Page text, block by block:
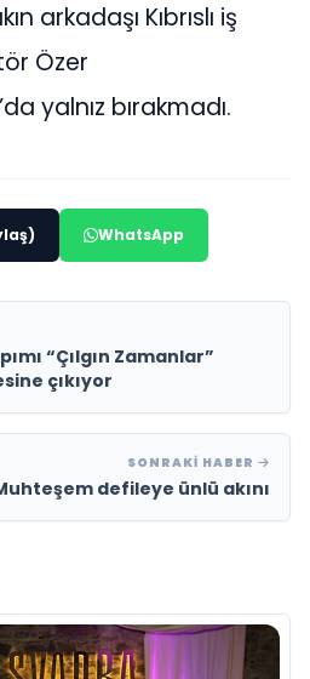
arkadaşı Kıbrıslı iş
Özer
yalnız bırakmadı.
WhatsApp
“Çılgın Zamanlar”
çıkıyor
SONRAKI HABER
defileye ünlü akını